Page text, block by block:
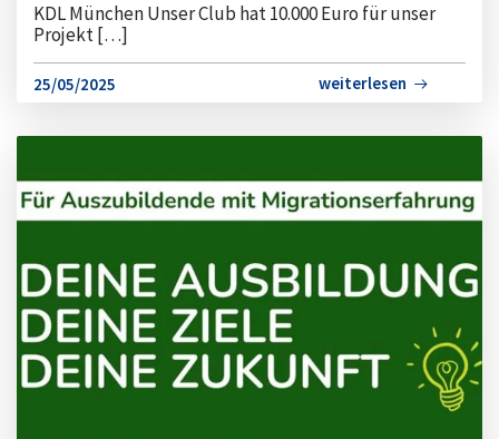
KDL München Unser Club hat 10.000 Euro für unser
Projekt […]
25/05/2025 weiterlesen